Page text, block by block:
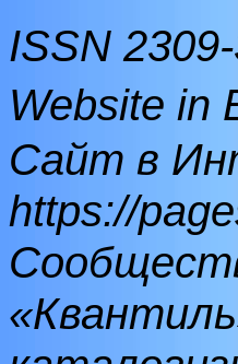
ISSN
Website in
Сайт в
https://